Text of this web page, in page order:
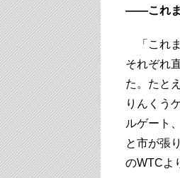
――これま
「これ
それぞれ
た。たと
りんくう
ルゲート
と市が張
のWTCよ